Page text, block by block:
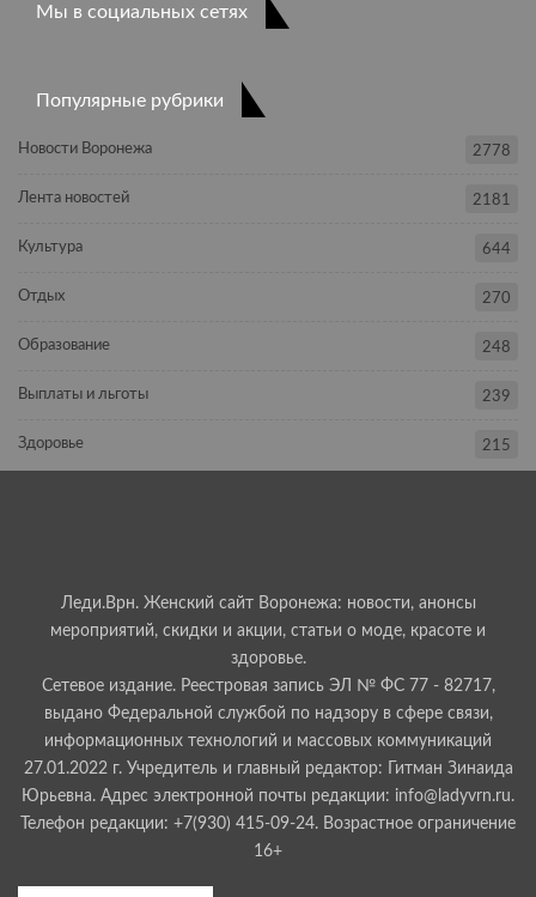
Мы в социальных сетях
Популярные рубрики
Новости Воронежа 2778
Лента новостей 2181
Культура 644
Отдых 270
Образование 248
Выплаты и льготы 239
Здоровье 215
Леди.Врн. Женский сайт Воронежа: новости, анонсы
мероприятий, скидки и акции, статьи о моде, красоте и
здоровье.
Сетевое издание. Реестровая запись ЭЛ № ФС 77 - 82717,
выдано Федеральной службой по надзору в сфере связи,
информационных технологий и массовых коммуникаций
27.01.2022 г. Учредитель и главный редактор: Гитман Зинаида
Юрьевна. Адрес электронной почты редакции: info@ladyvrn.ru.
Телефон редакции: +7(930) 415-09-24. Возрастное ограничение
16+